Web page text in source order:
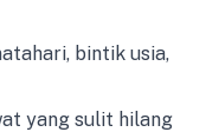
bintik usia,
yang sulit hilang